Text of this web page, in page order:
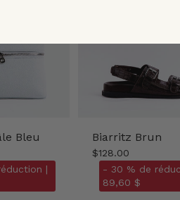
Bleu
|
Biarritz Brun
$128.00
- 30 % de
89,60 $